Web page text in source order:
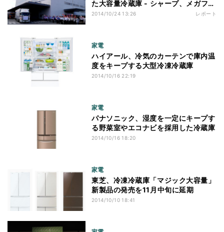
た大容量冷蔵庫 - シャープ、メガフリ
ーザー搭載冷蔵庫「SJ-
2014/10/24 13:26 レポート
家電
ハイアール、冷気のカーテンで庫内温
度をキープする大型冷凍冷蔵庫
2014/10/16 22:19
家電
パナソニック、湿度を一定にキープす
る野菜室やエコナビを採用した冷蔵庫
2014/10/16 18:20
家電
東芝、冷凍冷蔵庫「マジック大容量」
新製品の発売を11月中旬に延期
2014/10/10 18:41